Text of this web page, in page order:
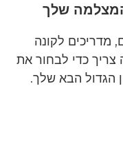
שלך
מדריכים לקונה
צריך כדי לבחור את
הגדול הבא שלך.